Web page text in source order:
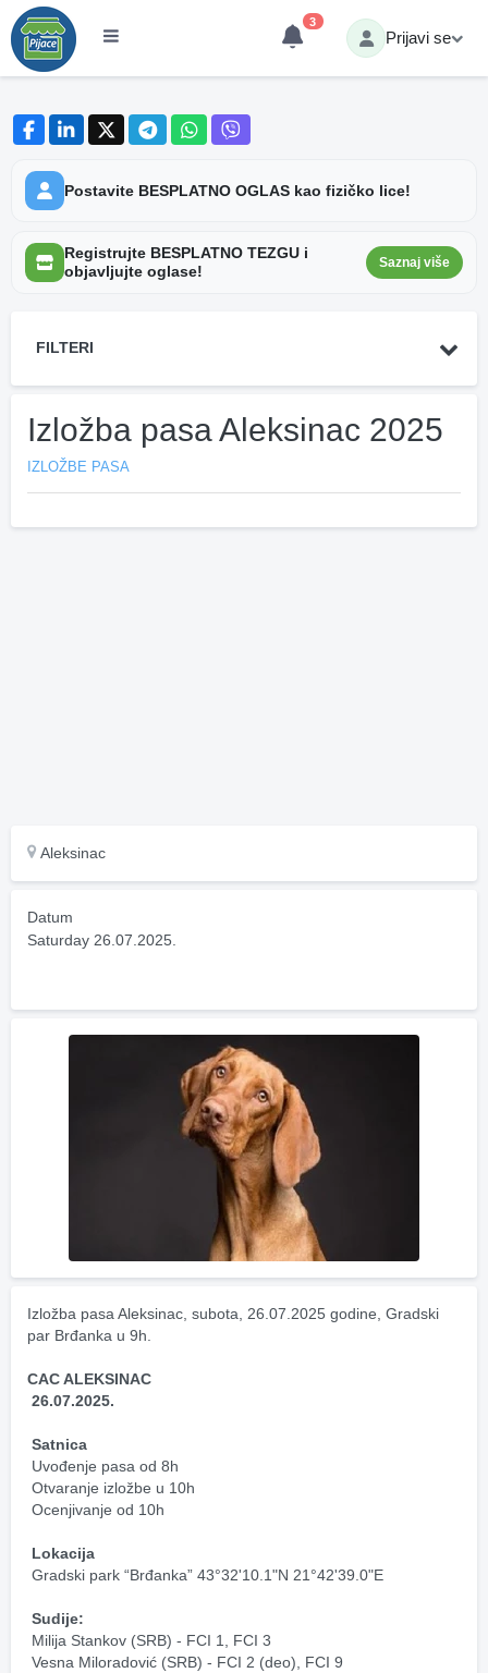
3
Prijavi se
Postavite BESPLATNO OGLAS kao fizičko lice!
Registrujte BESPLATNO TEZGU i
objavljujte oglase!
Saznaj više
FILTERI
Izložba pasa Aleksinac 2025
IZLOŽBE PASA
Aleksinac
Datum
Saturday 26.07.2025.
Izložba pasa Aleksinac, subota, 26.07.2025 godine, Gradski
par Brđanka u 9h.
CAC ALEKSINAC
26.07.2025.
Satnica
Uvođenje pasa od 8h
Otvaranje izložbe u 10h
Ocenjivanje od 10h
Lokacija
Gradski park “Brđanka” 43°32'10.1"N 21°42'39.0"E
Sudije:
Milija Stankov (SRB) - FCI 1, FCI 3
Vesna Miloradović (SRB) - FCI 2 (deo), FCI 9